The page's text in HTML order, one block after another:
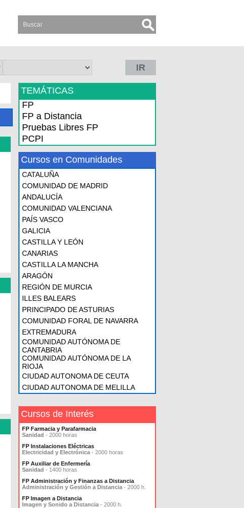
IR
TEMÁTICAS
FP
FP a Distancia
Pruebas Libres FP
PCPI
Cursos en Comunidades
CATALUÑA
COMUNIDAD DE MADRID
ANDALUCÍA
COMUNIDAD VALENCIANA
PAÍS VASCO
GALICIA
CASTILLA Y LEÓN
CANARIAS
CASTILLA LA MANCHA
ARAGÓN
REGIÓN DE MURCIA
ILLES BALEARS
PRINCIPADO DE ASTURIAS
COMUNIDAD FORAL DE NAVARRA
EXTREMADURA
COMUNIDAD AUTÓNOMA DE
CANTABRIA
COMUNIDAD AUTÓNOMA DE LA
RIOJA
CIUDAD AUTONOMA DE CEUTA
CIUDAD AUTONOMA DE MELILLA
Cursos de Interés
FP Farmacia y Parafarmacia
Sanidad - 2000 horas
FP Instalaciones Eléctricas
Electricidad y Electrónica - 2000 horas
FP Auxiliar de Enfermería
Sanidad - 1400 horas
FP Administración y Finanzas a Distancia
Administración y Gestión a Distancia - 2000 h.
FP Imagen a Distancia
Imagen y Sonido a Distancia - 2000 h.